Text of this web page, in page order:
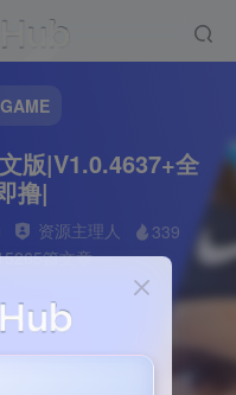
版|V1.0.4637+全
撸|
资源主理人
339
篇文章